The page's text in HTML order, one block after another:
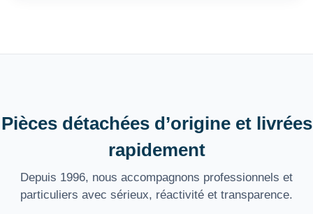
Pièces détachées d’origine et livrées
rapidement
Depuis 1996, nous accompagnons professionnels et
particuliers avec sérieux, réactivité et transparence.